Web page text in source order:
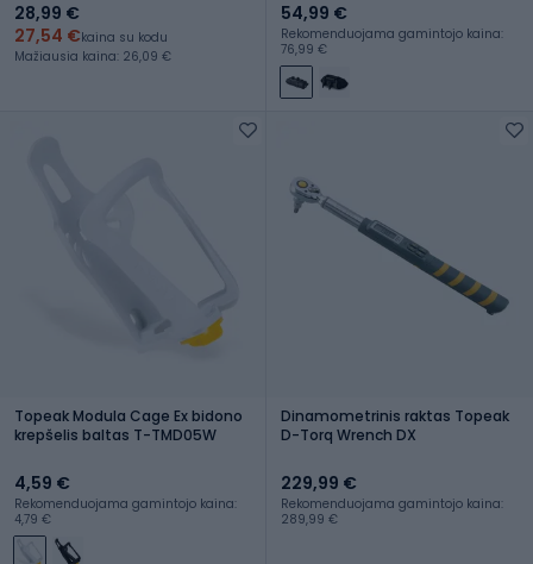
28,99 €
27,54 €kaina su kodu
Mažiausia kaina: 26,09 €
54,99 €
Rekomenduojama gamintojo kaina:
76,99 €
Topeak Modula Cage Ex bidono
krepšelis baltas T-TMD05W
4,59 €
Rekomenduojama gamintojo kaina:
4,79 €
Dinamometrinis raktas Topeak
D-Torq Wrench DX
229,99 €
Rekomenduojama gamintojo kaina:
289,99 €